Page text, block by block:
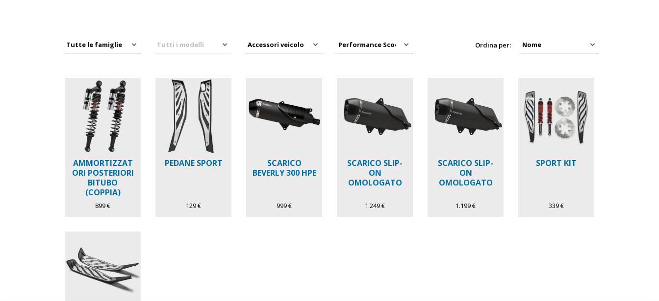
Ordina per:
AMMORTIZZAT
ORI POSTERIORI
BITUBO
(COPPIA)
899 €
PEDANE SPORT
129 €
SCARICO
BEVERLY 300 HPE
999 €
SCARICO SLIP-
ON
OMOLOGATO
1.249 €
SCARICO SLIP-
ON
OMOLOGATO
1.199 €
SPORT KIT
339 €